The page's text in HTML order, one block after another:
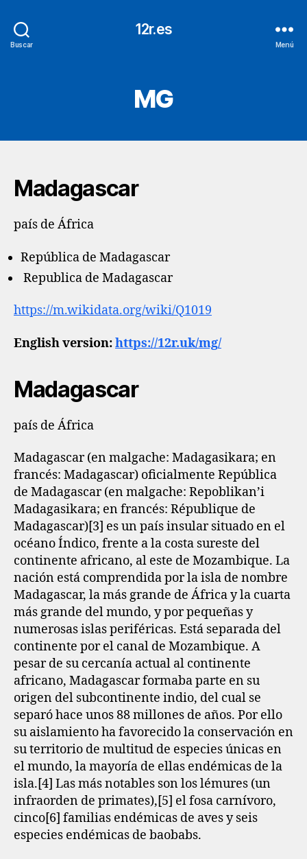
Buscar
12r.es
Menú
MG
Madagascar
país de África
República de Madagascar
Republica de Madagascar
https://m.wikidata.org/wiki/Q1019
English version:https://12r.uk/mg/
Madagascar
país de África
Madagascar (en malgache: Madagasikara; en
francés: Madagascar) oficialmente República
de Madagascar (en malgache: Repoblikan’i
Madagasikara; en francés: République de
Madagascar)[3]​ es un país insular situado en el
océano Índico, frente a la costa sureste del
continente africano, al este de Mozambique. La
nación está comprendida por la isla de nombre
Madagascar, la más grande de África y la cuarta
más grande del mundo, y por pequeñas y
numerosas islas periféricas. Está separada del
continente por el canal de Mozambique. A
pesar de su cercanía actual al continente
africano, Madagascar formaba parte en su
origen del subcontinente indio, del cual se
separó hace unos 88 millones de años. Por ello
su aislamiento ha favorecido la conservación en
su territorio de multitud de especies únicas en
el mundo, la mayoría de ellas endémicas de la
isla.[4]​ Las más notables son los lémures (un
infraorden de primates),[5]​ el fosa carnívoro,
cinco[6]​ familias endémicas de aves y seis
especies endémicas de baobabs.